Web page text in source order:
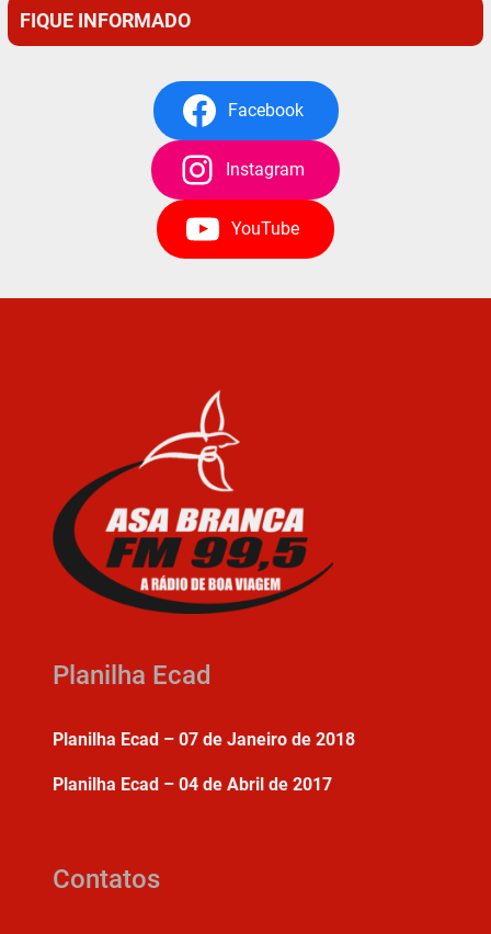
FIQUE INFORMADO
Facebook
Instagram
YouTube
Planilha Ecad
Planilha Ecad – 07 de Janeiro de 2018
Planilha Ecad – 04 de Abril de 2017
Contatos